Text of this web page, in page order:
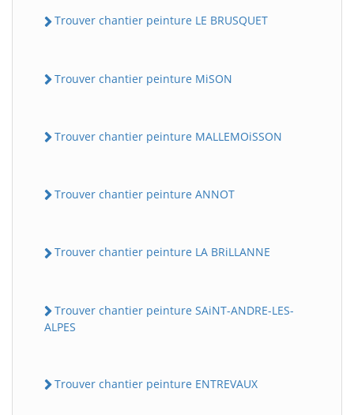
Trouver chantier peinture LE BRUSQUET
Trouver chantier peinture MiSON
Trouver chantier peinture MALLEMOiSSON
Trouver chantier peinture ANNOT
Trouver chantier peinture LA BRiLLANNE
Trouver chantier peinture SAiNT-ANDRE-LES-
ALPES
Trouver chantier peinture ENTREVAUX